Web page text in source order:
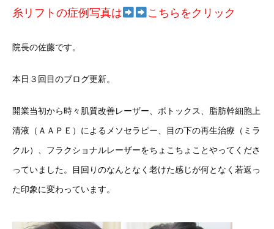
糸リフトの症例写真は こちらをクリック
院長の佐藤です。
本日３回目のブログ更新。
開業当初から時々肌質改善レーザー、ボトックス、脂肪幹細胞上
清液（ＡＡＰＥ）によるメソセラピー、目の下の再生治療（ミラ
クル）、フラクショナルレーザーをちょこちょことやってくださ
っていました。目回りのなんとなく老けた感じが何となく若返っ
た印象に変わっています。